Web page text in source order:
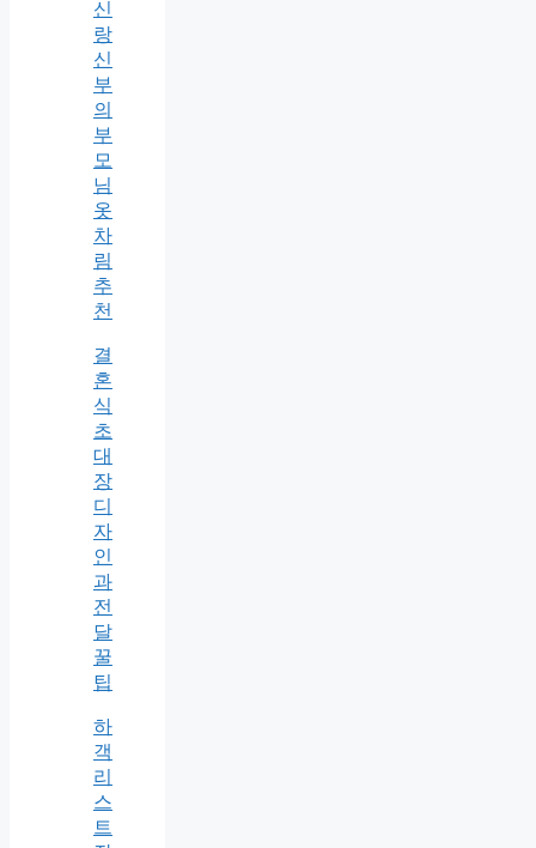
신
랑
신
부
의
부
모
님
옷
차
림
추
천
결
혼
식
초
대
장
디
자
인
과
전
달
꿀
팁
하
객
리
스
트